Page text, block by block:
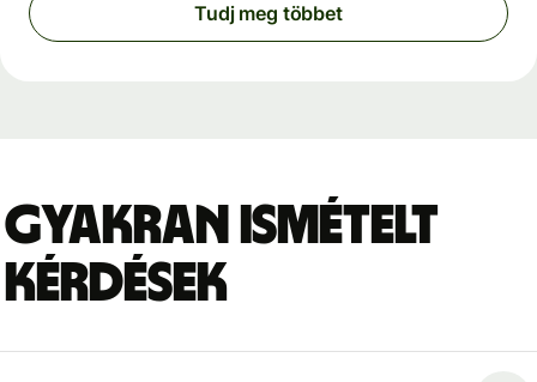
Tudj meg többet
Gyakran ismételt
kérdések